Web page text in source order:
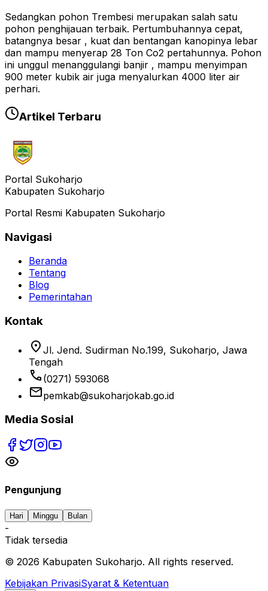
Sedangkan pohon Trembesi merupakan salah satu
pohon penghijauan terbaik. Pertumbuhannya cepat,
batangnya besar , kuat dan bentangan kanopinya lebar
dan mampu menyerap 28 Ton Co2 pertahunnya. Pohon
ini unggul menanggulangi banjir , mampu menyimpan
900 meter kubik air juga menyalurkan 4000 liter air
perhari.
Artikel Terbaru
Portal Sukoharjo
Kabupaten Sukoharjo
Portal Resmi Kabupaten Sukoharjo
Navigasi
Beranda
Tentang
Blog
Pemerintahan
Kontak
location_on Jl. Jend. Sudirman No.199, Sukoharjo, Jawa
Tengah
phone (0271) 593068
emailpemkab@sukoharjokab.go.id
Media Sosial
Pengunjung
Hari Minggu Bulan
-
Tidak tersedia
© 2026 Kabupaten Sukoharjo. All rights reserved.
Kebijakan PrivasiSyarat & Ketentuan